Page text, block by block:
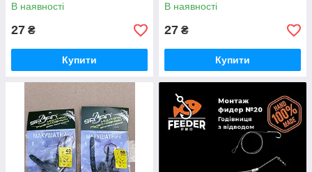
В наявності
27 ₴
Купити
В наявності
27 ₴
Купити